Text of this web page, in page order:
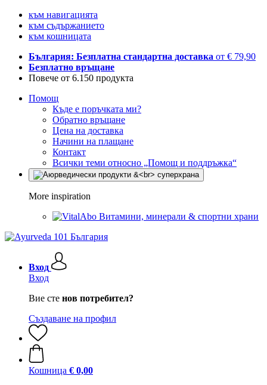
към навигацията
към съдържанието
към кошницата
България: Безплатна стандартна доставка от € 79,90
Безплатно връщане
Повече от 6.150 продукта
Помощ
Къде е поръчката ми?
Обратно връщане
Цена на доставка
Начини на плащане
Контакт
Всички теми относно „Помощ и поддръжка“
More inspiration
Витамини, минерали & спортни храни
Вход
Вход
Вие сте нов потребител?
Създаване на профил
Кошница € 0,00